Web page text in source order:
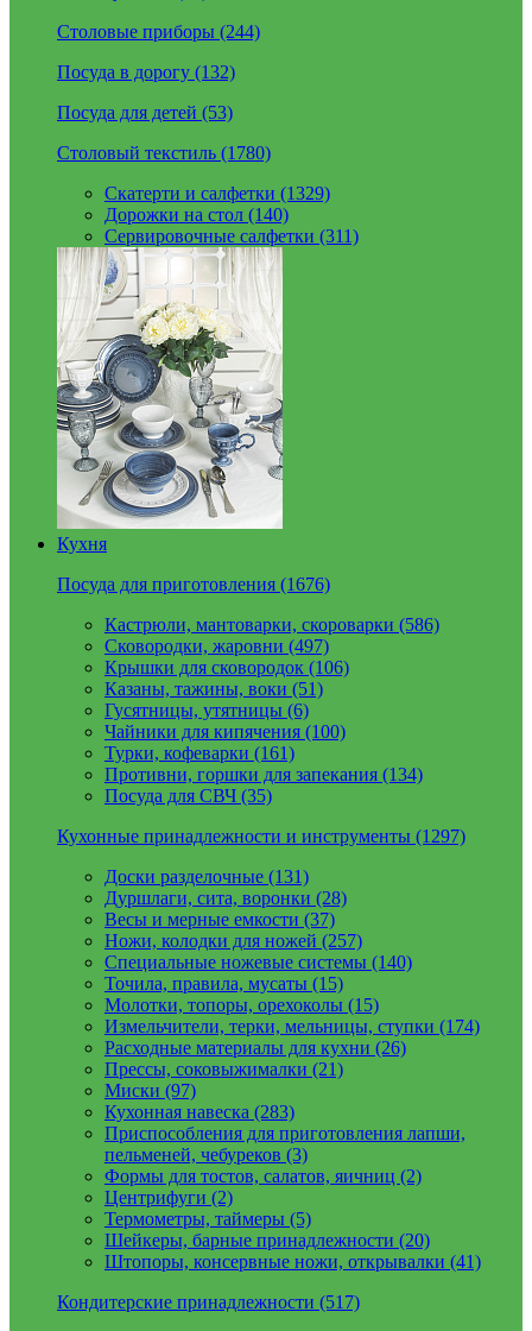
Столовые приборы (244)
Посуда в дорогу (132)
Посуда для детей (53)
Столовый текстиль (1780)
Скатерти и салфетки (1329)
Дорожки на стол (140)
Сервировочные салфетки (311)
Кухня
Посуда для приготовления (1676)
Кастрюли, мантоварки, скороварки (586)
Сковородки, жаровни (497)
Крышки для сковородок (106)
Казаны, тажины, воки (51)
Гусятницы, утятницы (6)
Чайники для кипячения (100)
Турки, кофеварки (161)
Противни, горшки для запекания (134)
Посуда для СВЧ (35)
Кухонные принадлежности и инструменты (1297)
Доски разделочные (131)
Дуршлаги, сита, воронки (28)
Весы и мерные емкости (37)
Ножи, колодки для ножей (257)
Специальные ножевые системы (140)
Точила, правила, мусаты (15)
Молотки, топоры, орехоколы (15)
Измельчители, терки, мельницы, ступки (174)
Расходные материалы для кухни (26)
Прессы, соковыжималки (21)
Миски (97)
Кухонная навеска (283)
Приспособления для приготовления лапши,
пельменей, чебуреков (3)
Формы для тостов, салатов, яичниц (2)
Центрифуги (2)
Термометры, таймеры (5)
Шейкеры, барные принадлежности (20)
Штопоры, консервные ножи, открывалки (41)
Кондитерские принадлежности (517)